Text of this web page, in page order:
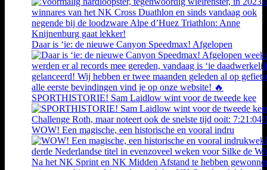
Daar is ‘ie: de nieuwe Canyon Speedmax! Afgelopen
SPORTHISTORIE! Sam Laidlow wint voor de tweede kee
WOW! Een magische, een historische en vooral indru